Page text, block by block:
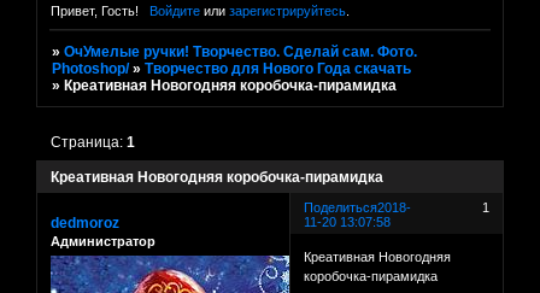
Привет, Гость! Войдитеили зарегистрируйтесь.
»ОчУмелые ручки! Творчество. Сделай сам. Фото.
Photoshop/ »Творчество для Нового Года скачать
» Креативная Новогодняя коробочка-пирамидка
Креативная Новогодняя коробочка-пирамидка
Страница:1
Поделиться 1
2018-
11-20 13:07:58
dedmoroz
Администратор
Креативная Новогодняя
коробочка-пирамидка